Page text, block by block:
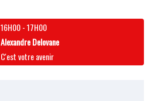
16H00-17H00
Alexandre Delovane
C'est votre avenir